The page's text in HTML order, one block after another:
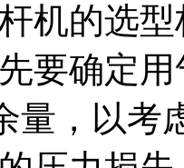
机的选
要确定
量，以